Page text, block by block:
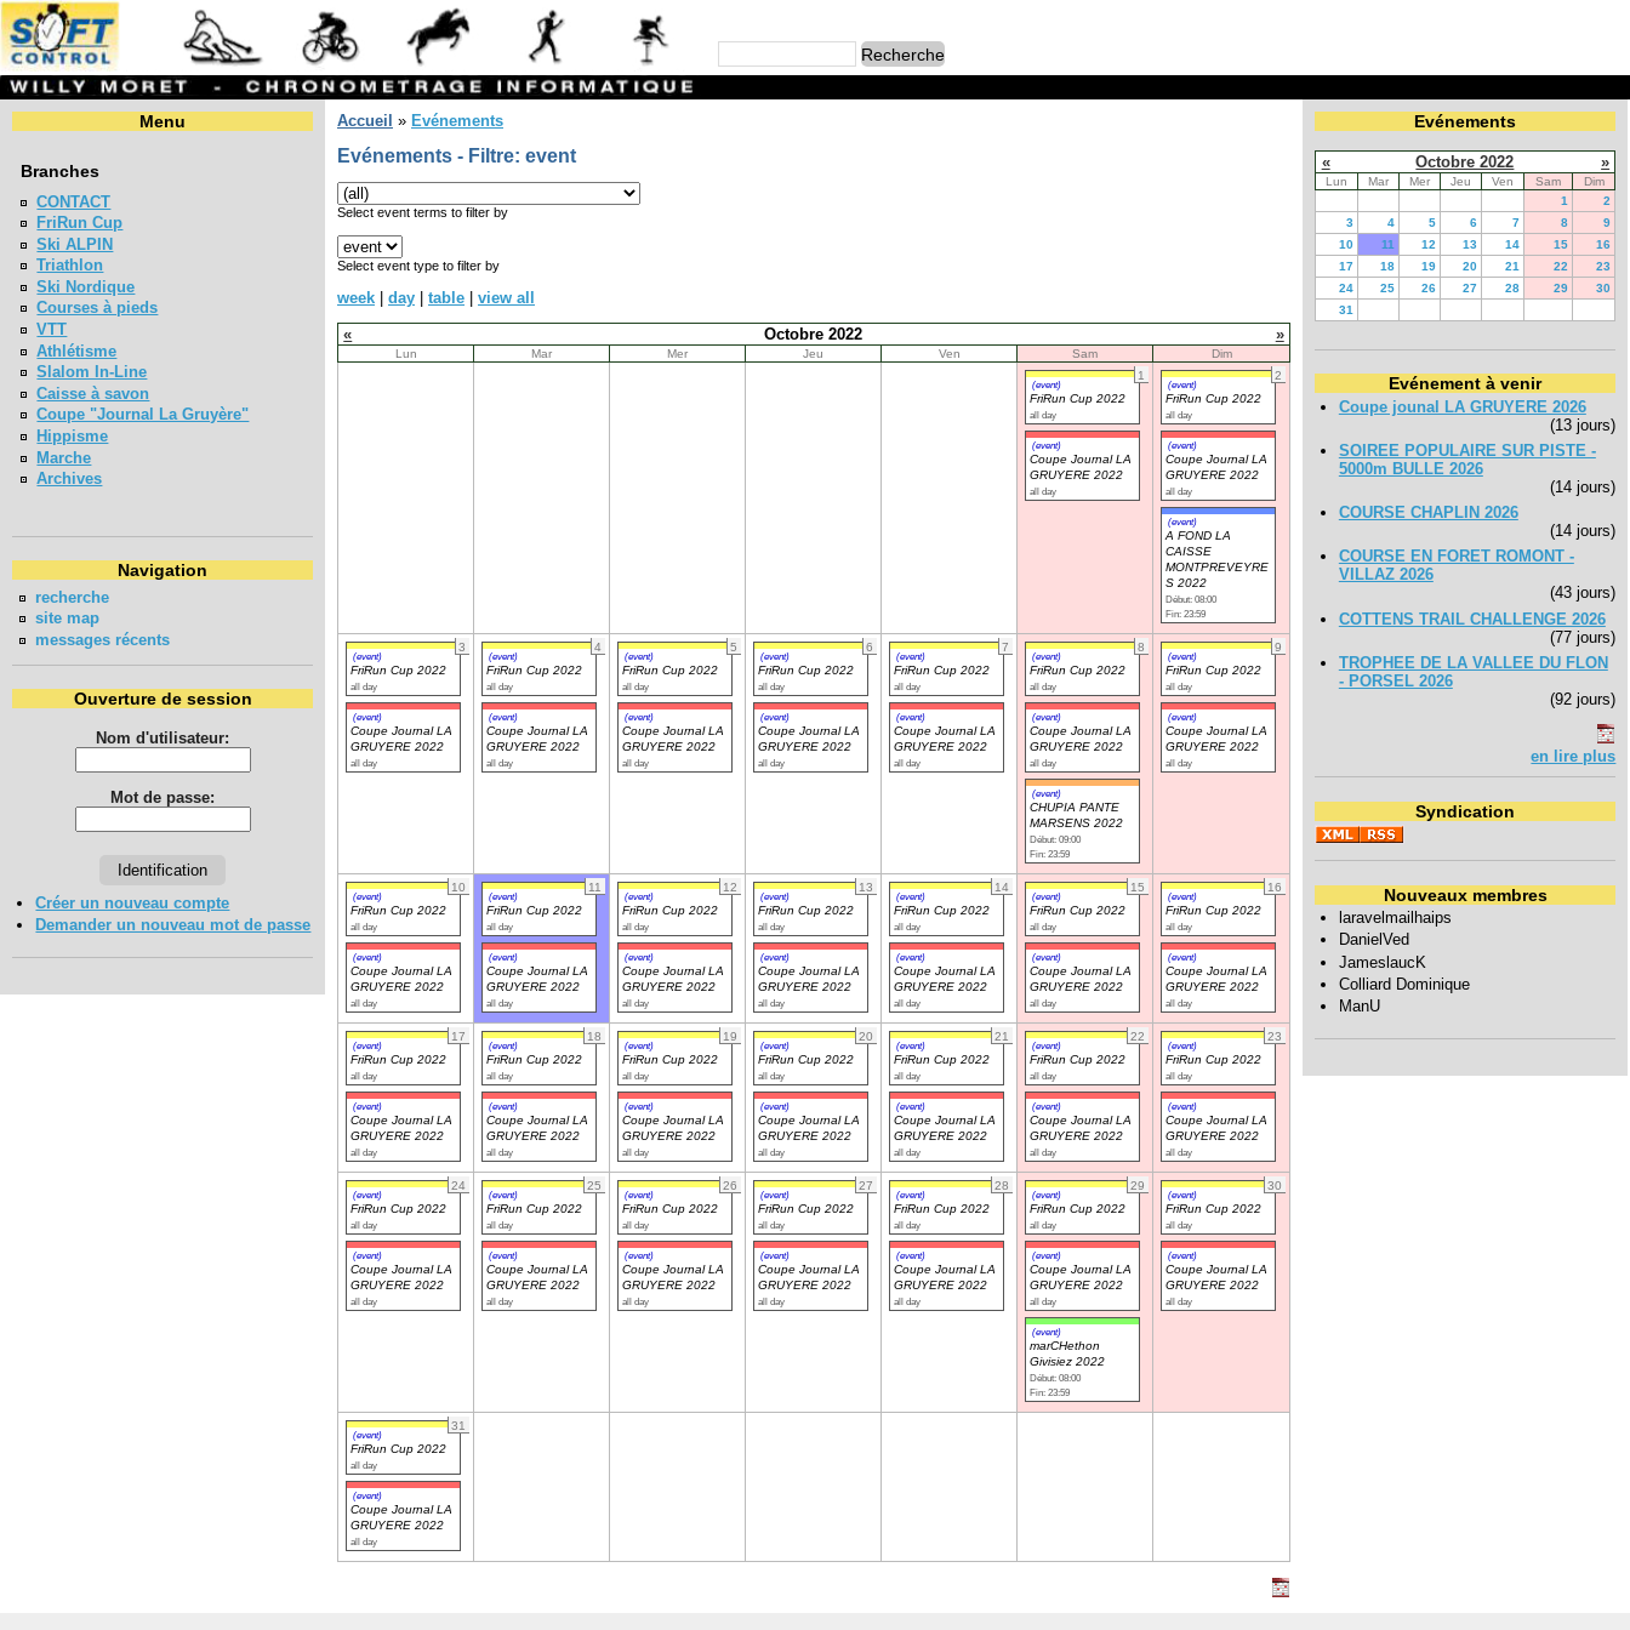
Menu
Branches
CONTACT
FriRun Cup
Ski ALPIN
Triathlon
Ski Nordique
Courses à pieds
VTT
Athlétisme
Slalom In-Line
Caisse à savon
Coupe "Journal La Gruyère"
Hippisme
Marche
Archives
Navigation
recherche
site map
messages récents
Ouverture de session
Nom d'utilisateur:
Mot de passe:
Créer un nouveau compte
Demander un nouveau mot de passe
Accueil » Evénements
Evénements - Filtre: event
Select event terms to filter by
Select event type to filter by
week day table
view all
«
Octobre 2022 »
Lun Mar Mer Jeu Ven Sam
Dim
1
(event)
FriRun Cup 2022
all day
(event)
Coupe Journal LA
GRUYERE 2022
all day
2
(event)
FriRun Cup 2022
all day
(event)
Coupe Journal LA
GRUYERE 2022
all day
(event)
A FOND LA
CAISSE
MONTPREVEYRE
S 2022
Début: 08:00
Fin: 23:59
3
(event)
FriRun Cup 2022
all day
(event)
Coupe Journal LA
GRUYERE 2022
all day
4
(event)
FriRun Cup 2022
all day
(event)
Coupe Journal LA
GRUYERE 2022
all day
5
(event)
FriRun Cup 2022
all day
(event)
Coupe Journal LA
GRUYERE 2022
all day
6
(event)
FriRun Cup 2022
all day
(event)
Coupe Journal LA
GRUYERE 2022
all day
7
(event)
FriRun Cup 2022
all day
(event)
Coupe Journal LA
GRUYERE 2022
all day
8
(event)
FriRun Cup 2022
all day
(event)
Coupe Journal LA
GRUYERE 2022
all day
(event)
CHUPIA PANTE
MARSENS 2022
Début: 09:00
Fin: 23:59
9
(event)
FriRun Cup 2022
all day
(event)
Coupe Journal LA
GRUYERE 2022
all day
10
(event)
FriRun Cup 2022
all day
(event)
Coupe Journal LA
GRUYERE 2022
all day
11
(event)
FriRun Cup 2022
all day
(event)
Coupe Journal LA
GRUYERE 2022
all day
12
(event)
FriRun Cup 2022
all day
(event)
Coupe Journal LA
GRUYERE 2022
all day
13
(event)
FriRun Cup 2022
all day
(event)
Coupe Journal LA
GRUYERE 2022
all day
14
(event)
FriRun Cup 2022
all day
(event)
Coupe Journal LA
GRUYERE 2022
all day
15
(event)
FriRun Cup 2022
all day
(event)
Coupe Journal LA
GRUYERE 2022
all day
16
(event)
FriRun Cup 2022
all day
(event)
Coupe Journal LA
GRUYERE 2022
all day
17
(event)
FriRun Cup 2022
all day
(event)
Coupe Journal LA
GRUYERE 2022
all day
18
(event)
FriRun Cup 2022
all day
(event)
Coupe Journal LA
GRUYERE 2022
all day
19
(event)
FriRun Cup 2022
all day
(event)
Coupe Journal LA
GRUYERE 2022
all day
20
(event)
FriRun Cup 2022
all day
(event)
Coupe Journal LA
GRUYERE 2022
all day
21
(event)
FriRun Cup 2022
all day
(event)
Coupe Journal LA
GRUYERE 2022
all day
22
(event)
FriRun Cup 2022
all day
(event)
Coupe Journal LA
GRUYERE 2022
all day
23
(event)
FriRun Cup 2022
all day
(event)
Coupe Journal LA
GRUYERE 2022
all day
24
(event)
FriRun Cup 2022
all day
(event)
Coupe Journal LA
GRUYERE 2022
all day
25
(event)
FriRun Cup 2022
all day
(event)
Coupe Journal LA
GRUYERE 2022
all day
26
(event)
FriRun Cup 2022
all day
(event)
Coupe Journal LA
GRUYERE 2022
all day
27
(event)
FriRun Cup 2022
all day
(event)
Coupe Journal LA
GRUYERE 2022
all day
28
(event)
FriRun Cup 2022
all day
(event)
Coupe Journal LA
GRUYERE 2022
all day
29
(event)
FriRun Cup 2022
all day
(event)
Coupe Journal LA
GRUYERE 2022
all day
(event)
marCHethon
Givisiez 2022
Début: 08:00
Fin: 23:59
30
(event)
FriRun Cup 2022
all day
(event)
Coupe Journal LA
GRUYERE 2022
all day
31
(event)
FriRun Cup 2022
all day
(event)
Coupe Journal LA
GRUYERE 2022
all day
Evénements
« Octobre 2022 »
Lun Mar Mer Jeu Ven Sam
Dim
1
2
3
4 5 6 7 8
9
10
11 12 13 14 15
16
17
18 19 20 21 22
23
24
25 26 27 28 29
30
31
Evénement à venir
Coupe jounal LA GRUYERE 2026
(13 jours)
SOIREE POPULAIRE SUR PISTE -
5000m BULLE 2026
(14 jours)
COURSE CHAPLIN 2026
(14 jours)
COURSE EN FORET ROMONT -
VILLAZ 2026
(43 jours)
COTTENS TRAIL CHALLENGE 2026
(77 jours)
TROPHEE DE LA VALLEE DU FLON
- PORSEL 2026
(92 jours)
en lire plus
Syndication
Nouveaux membres
laravelmailhaips
DanielVed
JameslaucK
Colliard Dominique
ManU